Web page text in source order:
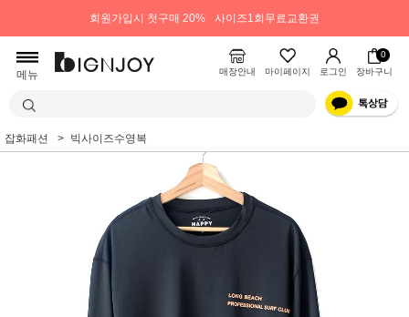
회원가입시 첫구매 20% 사이즈1회무료교환권
메뉴 매장안내 마이페이지 로그인
0
장바구니
잡화패션 빅사이즈수영복